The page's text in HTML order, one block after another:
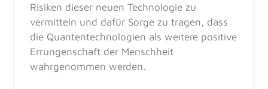
Risiken dieser neuen Technologie zu
vermitteln und dafür Sorge zu tragen, dass
die Quantentechnologien als weitere positive
Errungenschaft der Menschheit
wahrgenommen werden.